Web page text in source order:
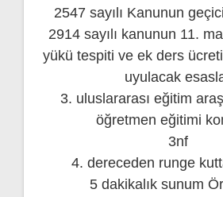
2547 sayılı Kanunun
2914 sayılı kanunun 11.
yükü tespiti ve ek ders
uyulacak
3. uluslararası eğitim
öğretmen eğitimi
3nf
4. dereceden runge
5 dakikalık sunum